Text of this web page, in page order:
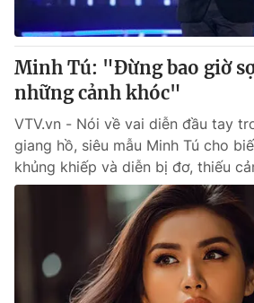
Minh Tú: "Đừng bao giờ
những cảnh khóc"
VTV.vn - Nói về vai diễn đầu tay
giang hồ, siêu mẫu Minh Tú cho
khủng khiếp và diễn bị đơ, thiếu